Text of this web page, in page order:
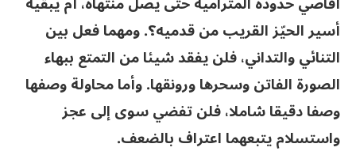
أسير الحيّز القريب من قدميه؟. ومهما فعل بين
التنائي والتداني، فلن يفقد شيئا من التمتع ببهاء
الصورة الفاتن وسحرها ورونقها. وأما محاولة وصفها
وصفا دقيقا شاملا، فلن تفضي سوى إلى عجز
واستسلام يتبعهما اعتراف بالضعف.